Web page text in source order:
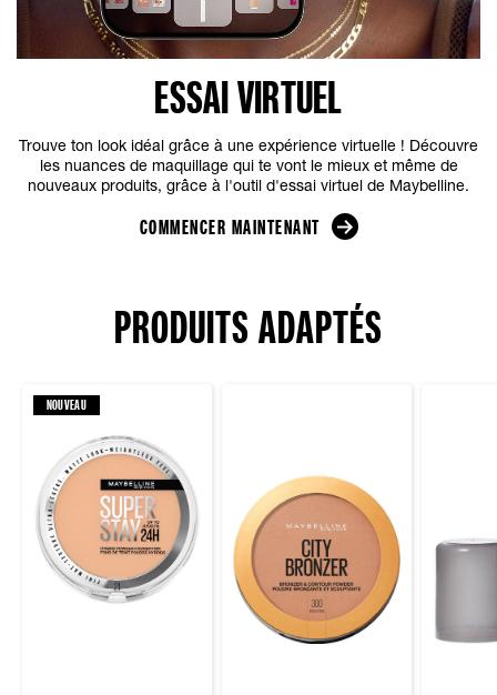
ESSAI VIRTUEL
Trouve ton look idéal grâce à une expérience virtuelle ! Découvre
les nuances de maquillage qui te vont le mieux et même de
nouveaux produits, grâce à l'outil d'essai virtuel de Maybelline.
COMMENCER MAINTENANT
PRODUITS ADAPTÉS
NOUVEAU